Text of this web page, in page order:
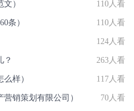
） 110人看
条） 110人看
124人看
？ 263人看
样） 117人看
销策划有限公司） 70人看